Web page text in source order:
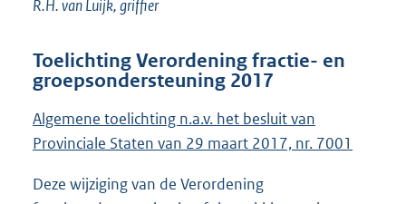
R.H. van Luijk, griffier
Toelichting Verordening fractie- en
groepsondersteuning 2017
Algemene toelichting n.a.v. het besluit van
Provinciale Staten van 29 maart 2017, nr. 7001
Deze wijziging van de Verordening